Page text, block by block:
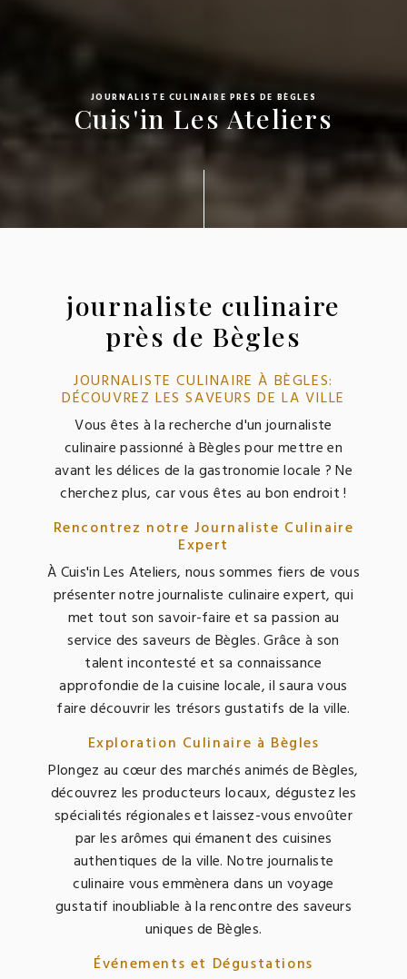
JOURNALISTE CULINAIRE PRÈS DE BÈGLES
Cuis'in Les Ateliers
journaliste culinaire
près de Bègles
JOURNALISTE CULINAIRE À BÈGLES:
DÉCOUVREZ LES SAVEURS DE LA VILLE
Vous êtes à la recherche d'un journaliste
culinaire passionné à Bègles pour mettre en
avant les délices de la gastronomie locale ? Ne
cherchez plus, car vous êtes au bon endroit !
Rencontrez notre Journaliste Culinaire
Expert
À Cuis'in Les Ateliers, nous sommes fiers de vous
présenter notre journaliste culinaire expert, qui
met tout son savoir-faire et sa passion au
service des saveurs de Bègles. Grâce à son
talent incontesté et sa connaissance
approfondie de la cuisine locale, il saura vous
faire découvrir les trésors gustatifs de la ville.
Exploration Culinaire à Bègles
Plongez au cœur des marchés animés de Bègles,
découvrez les producteurs locaux, dégustez les
spécialités régionales et laissez-vous envoûter
par les arômes qui émanent des cuisines
authentiques de la ville. Notre journaliste
culinaire vous emmènera dans un voyage
gustatif inoubliable à la rencontre des saveurs
uniques de Bègles.
Événements et Dégustations